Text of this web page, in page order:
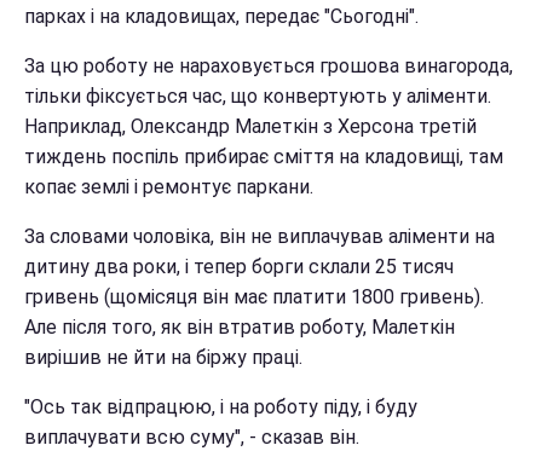
парках і на кладовищах, передає "Сьогодні".
За цю роботу не нараховується грошова винагорода,
тільки фіксується час, що конвертують у аліменти.
Наприклад, Олександр Малеткін з Херсона третій
тиждень поспіль прибирає сміття на кладовищі, там
копає землі і ремонтує паркани.
За словами чоловіка, він не виплачував аліменти на
дитину два роки, і тепер борги склали 25 тисяч
гривень (щомісяця він має платити 1800 гривень).
Але після того, як він втратив роботу, Малеткін
вирішив не йти на біржу праці.
"Ось так відпрацюю, і на роботу піду, і буду
виплачувати всю суму", - сказав він.